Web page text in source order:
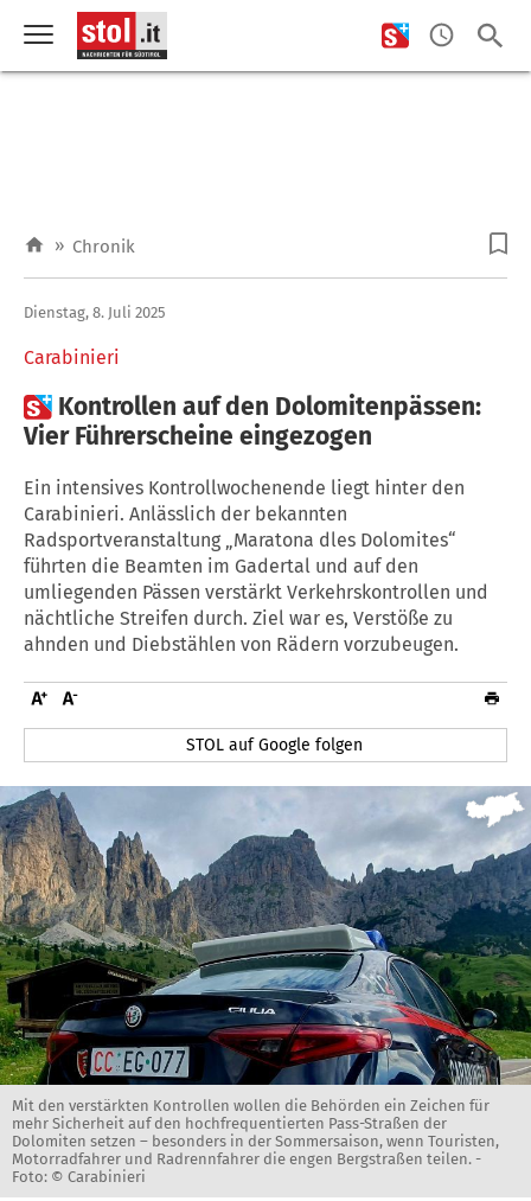
» Chronik
Carabinieri
Dienstag, 8. Juli 2025
 Kontrollen auf den Dolomitenpässen:
Vier Führerscheine eingezogen
Ein intensives Kontrollwochenende liegt hinter den
Carabinieri. Anlässlich der bekannten
Radsportveranstaltung „Maratona dles Dolomites“
führten die Beamten im Gadertal und auf den
umliegenden Pässen verstärkt Verkehrskontrollen und
nächtliche Streifen durch. Ziel war es, Verstöße zu
ahnden und Diebstählen von Rädern vorzubeugen.
STOL auf Google folgen
Mit den verstärkten Kontrollen wollen die Behörden ein Zeichen für
mehr Sicherheit auf den hochfrequentierten Pass-Straßen der
Dolomiten setzen – besonders in der Sommersaison, wenn Touristen,
Motorradfahrer und Radrennfahrer die engen Bergstraßen teilen. -
Foto: © Carabinieri